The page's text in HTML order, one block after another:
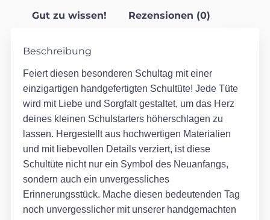
Gut zu wissen! Rezensionen (0)
Beschreibung
Feiert diesen besonderen Schultag mit einer
einzigartigen handgefertigten Schultüte! Jede Tüte
wird mit Liebe und Sorgfalt gestaltet, um das Herz
deines kleinen Schulstarters höherschlagen zu
lassen. Hergestellt aus hochwertigen Materialien
und mit liebevollen Details verziert, ist diese
Schultüte nicht nur ein Symbol des Neuanfangs,
sondern auch ein unvergessliches
Erinnerungsstück. Mache diesen bedeutenden Tag
noch unvergesslicher mit unserer handgemachten